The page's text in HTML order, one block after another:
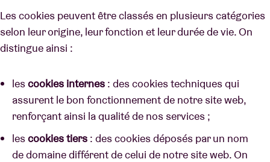
Les cookies peuvent être classés en plusieurs catégories
selon leur origine, leur fonction et leur durée de vie. On
distingue ainsi :
lescookies internes : des cookies techniques qui
assurent le bon fonctionnement de notre site web,
renforçant ainsi la qualité de nos services ;
lescookies tiers : des cookies déposés par un nom
de domaine différent de celui de notre site web. On